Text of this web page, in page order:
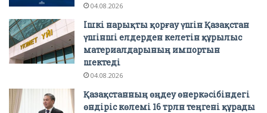
04.08.2026
Ішкі нарықты қорғау үшін Қазақстан
үшінші елдерден келетін құрылыс
материалдарының импортын
шектеді
04.08.2026
Қазақстанның өңдеу өнеркәсібіндегі
өндіріс көлемі 16 трлн теңгені құрады